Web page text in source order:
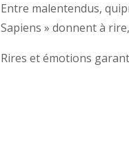
Entre malentendus,
Sapiens » donnent à
Rires et émotions